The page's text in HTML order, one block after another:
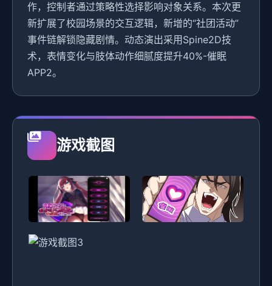
作，控制者通过策略性选择影响对象关系。本次更
新扩展了校园场景的交互逻辑，新增的“社团活动”
事件链解锁隐藏剧情。动态演出采用Spine2D技
术，表情变化与肢体动作细腻度提升40%-催眠
APP2。
游戏截图